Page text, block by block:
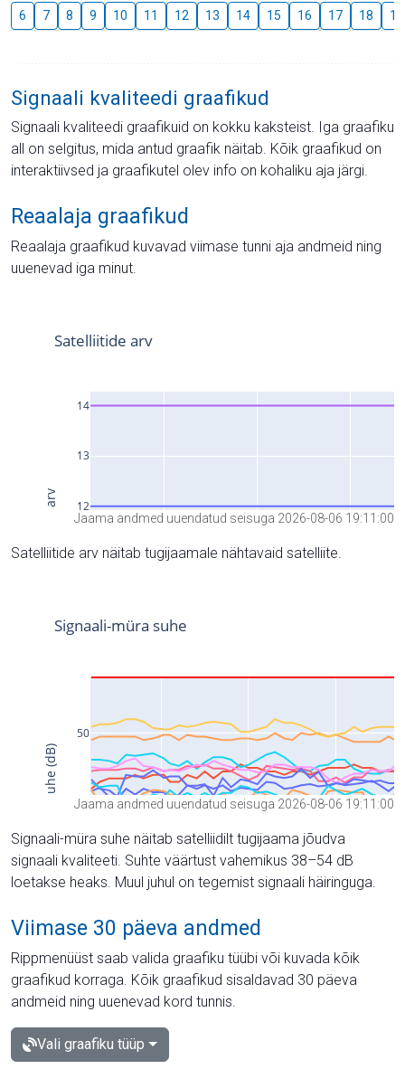
6 7 8 9 10 11 12 13 14 15 16 17 18 19
Signaali kvaliteedi graafikud
Signaali kvaliteedi graafikuid on kokku kaksteist. Iga graafiku
all on selgitus, mida antud graafik näitab. Kõik graafikud on
interaktiivsed ja graafikutel olev info on kohaliku aja järgi.
Reaalaja graafikud
Reaalaja graafikud kuvavad viimase tunni aja andmeid ning
uuenevad iga minut.
Jaama andmed uuendatud seisuga 2026-08-06 19:11:00
Satelliitide arv näitab tugijaamale nähtavaid satelliite.
Jaama andmed uuendatud seisuga 2026-08-06 19:11:00
Signaali-müra suhe näitab satelliidilt tugijaama jõudva
signaali kvaliteeti. Suhte väärtust vahemikus 38–54 dB
loetakse heaks. Muul juhul on tegemist signaali häiringuga.
Viimase 30 päeva andmed
Rippmenüüst saab valida graafiku tüübi või kuvada kõik
graafikud korraga. Kõik graafikud sisaldavad 30 päeva
andmeid ning uuenevad kord tunnis.
Vali graafiku tüüp